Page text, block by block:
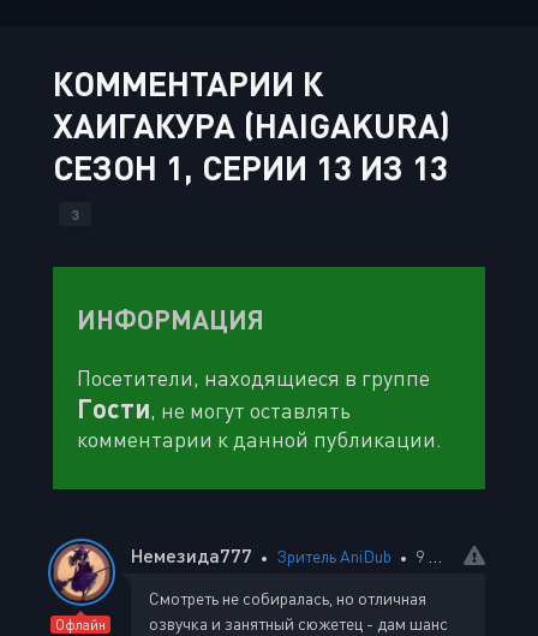
КОММЕНТАРИИ К
ХАИГАКУРА (HAIGAKURA)
СЕЗОН 1, СЕРИИ 13 ИЗ 13
3
ИНФОРМАЦИЯ
Посетители, находящиеся в группе
Гости, не могут оставлять
комментарии к данной публикации.
Офлайн
Немезида777 Зритель AniDub 9 октября 2024 16:49
Смотреть не собиралась, но отличная
озвучка и занятный сюжетец - дам шанс